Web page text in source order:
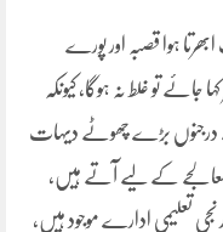
ہوا قصبہ اور پورے
جائے تو غلط نہ ہوگا، کیونکہ
درجنوں بڑے چھوٹے دیہات
معالجے کے لیے آتے ہیں،
نجی تعلیمی ادارے موجود ہیں،